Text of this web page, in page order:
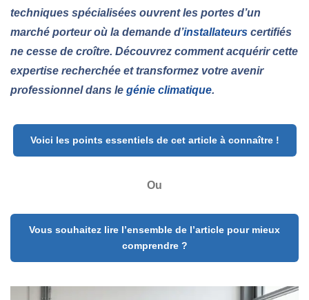
techniques spécialisées ouvrent les portes d’un
marché porteur où la demande d’installateurs certifiés
ne cesse de croître. Découvrez comment acquérir cette
expertise recherchée et transformez votre avenir
professionnel dans le génie climatique.
Voici les points essentiels de cet article à connaître !
Ou
Vous souhaitez lire l’ensemble de l’article pour mieux
comprendre ?